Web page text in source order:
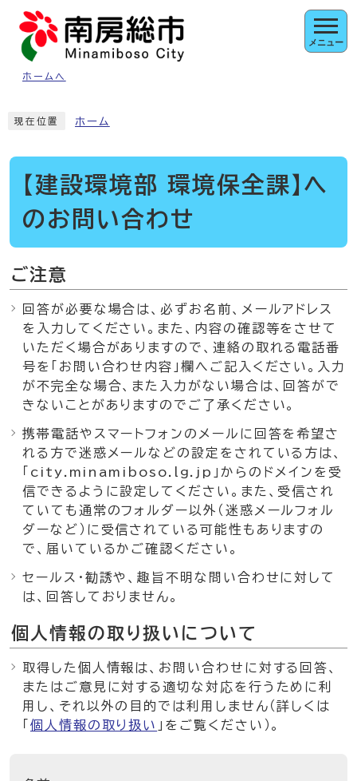
ページの先頭です
ホームへ
メニュー
現在位置 ホーム
【建設環境部 環境保全課】へ
のお問い合わせ
ご注意
回答が必要な場合は、必ずお名前、メールアドレス
を入力してください。また、内容の確認等をさせて
いただく場合がありますので、連絡の取れる電話番
号を「お問い合わせ内容」欄へご記入ください。入力
が不完全な場合、また入力がない場合は、回答がで
きないことがありますのでご了承ください。
携帯電話やスマートフォンのメールに回答を希望さ
れる方で迷惑メールなどの設定をされている方は、
「city.minamiboso.lg.jp」からのドメインを受
信できるように設定してください。また、受信され
ていても通常のフォルダー以外（迷惑メールフォル
ダーなど）に受信されている可能性もありますの
で、届いているかご確認ください。
セールス・勧誘や、趣旨不明な問い合わせに対して
は、回答しておりません。
個人情報の取り扱いについて
取得した個人情報は、お問い合わせに対する回答、
またはご意見に対する適切な対応を行うために利
用し、それ以外の目的では利用しません（詳しくは
個人情報の取り扱い 」をご覧ください）。